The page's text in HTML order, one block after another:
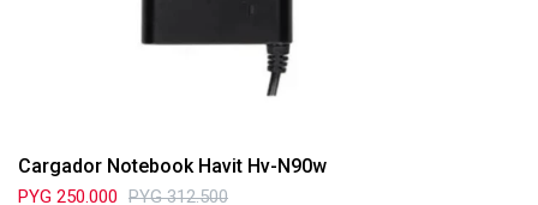
Cargador Notebook Havit Hv-N90w
PYG 250.000 PYG 312.500